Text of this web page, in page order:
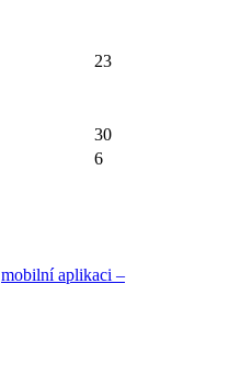
23
30
6
mobilní aplikaci –